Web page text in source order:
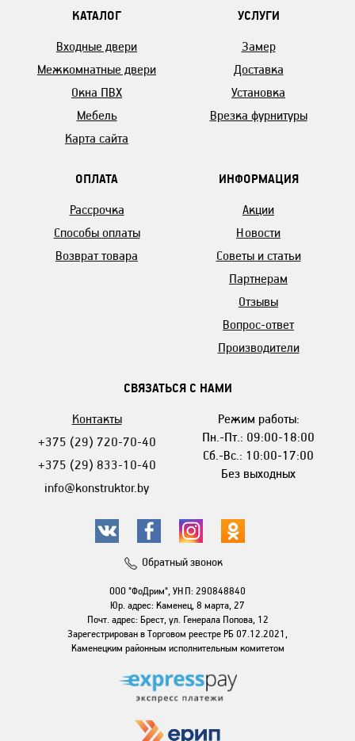
КАТАЛОГ
Входные двери
Межкомнатные двери
Окна ПВХ
Мебель
Карта сайта
УСЛУГИ
Замер
Доставка
Установка
Врезка фурнитуры
ОПЛАТА
Рассрочка
Способы оплаты
Возврат товара
ИНФОРМАЦИЯ
Акции
Новости
Советы и статьи
Партнерам
Отзывы
Вопрос-ответ
Производители
СВЯЗАТЬСЯ С НАМИ
Контакты
+375 (29) 720-70-40
+375 (29) 833-10-40
info@konstruktor.by
Режим работы:
Пн.-Пт.: 09:00-18:00
Сб.-Вс.: 10:00-17:00
Без выходных
Обратный звонок
ООО "ФоДрим", УНП: 290848840
Юр. адрес: Каменец, 8 марта, 27
Почт. адрес: Брест, ул. Генерала Попова, 12
Зарегестрирован в Торговом реестре РБ 07.12.2021,
Каменецким районным исполнительным комитетом